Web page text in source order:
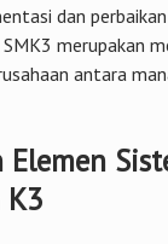
dan
merupakan
antara
K3